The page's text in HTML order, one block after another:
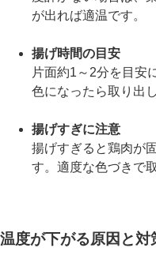
が出れば適温です。
揚げ時間の目安
片面約1～2分を目安
色になったら取り出
揚げすぎに注意
揚げすぎると鶏肉が
す。適度な色づきで
温度が下がる原因と対